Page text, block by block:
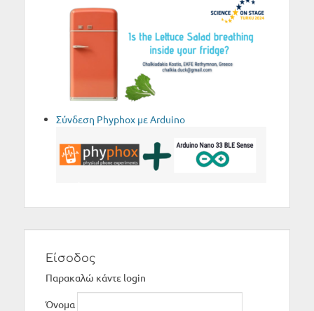
Σύνδεση Phyphox με Arduino
Είσοδος
Παρακαλώ κάντε login
Όνομα